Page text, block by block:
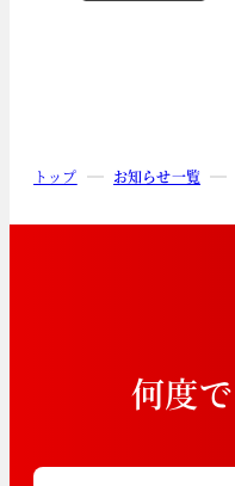
トップ お知らせ一覧
何度で